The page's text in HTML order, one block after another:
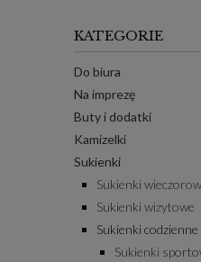
KATEGORIE
Do biura
Na imprezę
Buty i dodatki
Kamizelki
Sukienki
Sukienki
Sukienki wizytowe
Sukienki codzienne
Sukienki